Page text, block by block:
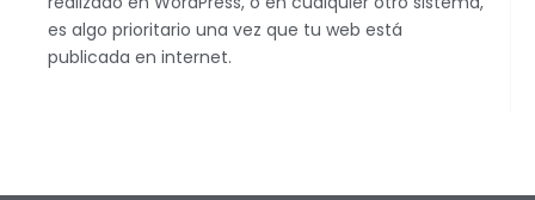
es algo prioritario una vez que tu web está
publicada en internet.